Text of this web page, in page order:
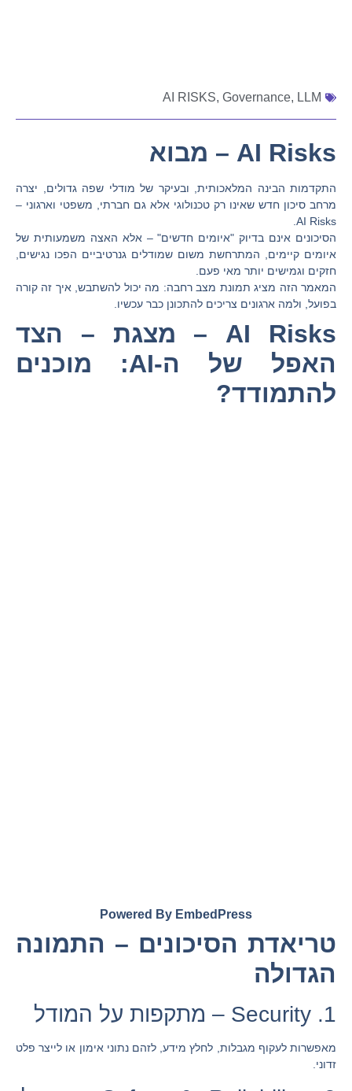
AI RISKS, Governance, LLM
AI Risks – מבוא
התקדמות הבינה המלאכותית, ובעיקר של מודלי שפה גדולים, יצרה
מרחב סיכון חדש שאינו רק טכנולוגי אלא גם חברתי, משפטי וארגוני –
AI Risks.
הסיכונים אינם בדיוק "איומים חדשים" – אלא האצה משמעותית של
איומים קיימים, המתרחשת משום שמודלים גנרטיביים הפכו נגישים,
חזקים וגמישים יותר מאי פעם.
המאמר הזה מציג תמונת מצב רחבה: מה יכול להשתבש, איך זה קורה
בפועל, ולמה ארגונים צריכים להתכונן כבר עכשיו.
AI Risks – מצגת – הצד
האפל של ה-AI: מוכנים
להתמודד?
Powered By EmbedPress
טריאדת הסיכונים – התמונה
הגדולה
1. Security – מתקפות על המודל
מאפשרות לעקוף מגבלות, לחלץ מידע, לזהם נתוני אימון או לייצר פלט
זדוני.